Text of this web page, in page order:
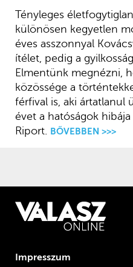
Tényleges
különösen kegyetlen
éves asszonnyal
ítélet, pedig a
Elmentünk megnézni,
közössége a
férfival is, aki
évet a hatóságok
Riport.
BŐVEBBEN >>>
Impresszum